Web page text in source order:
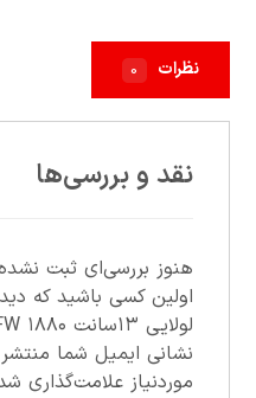
نظرات ۰
نقد و بررسی‌ها
هنوز بررسی‌ای ثبت
اولین کسی باشید که
لولايي ۱۳سانت ۱۸۸۰ HFW بدون پاشنه”
نشانی ایمیل شما
موردنیاز علامت‌گذاری